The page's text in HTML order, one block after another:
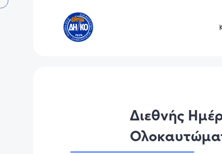
Διεθνής